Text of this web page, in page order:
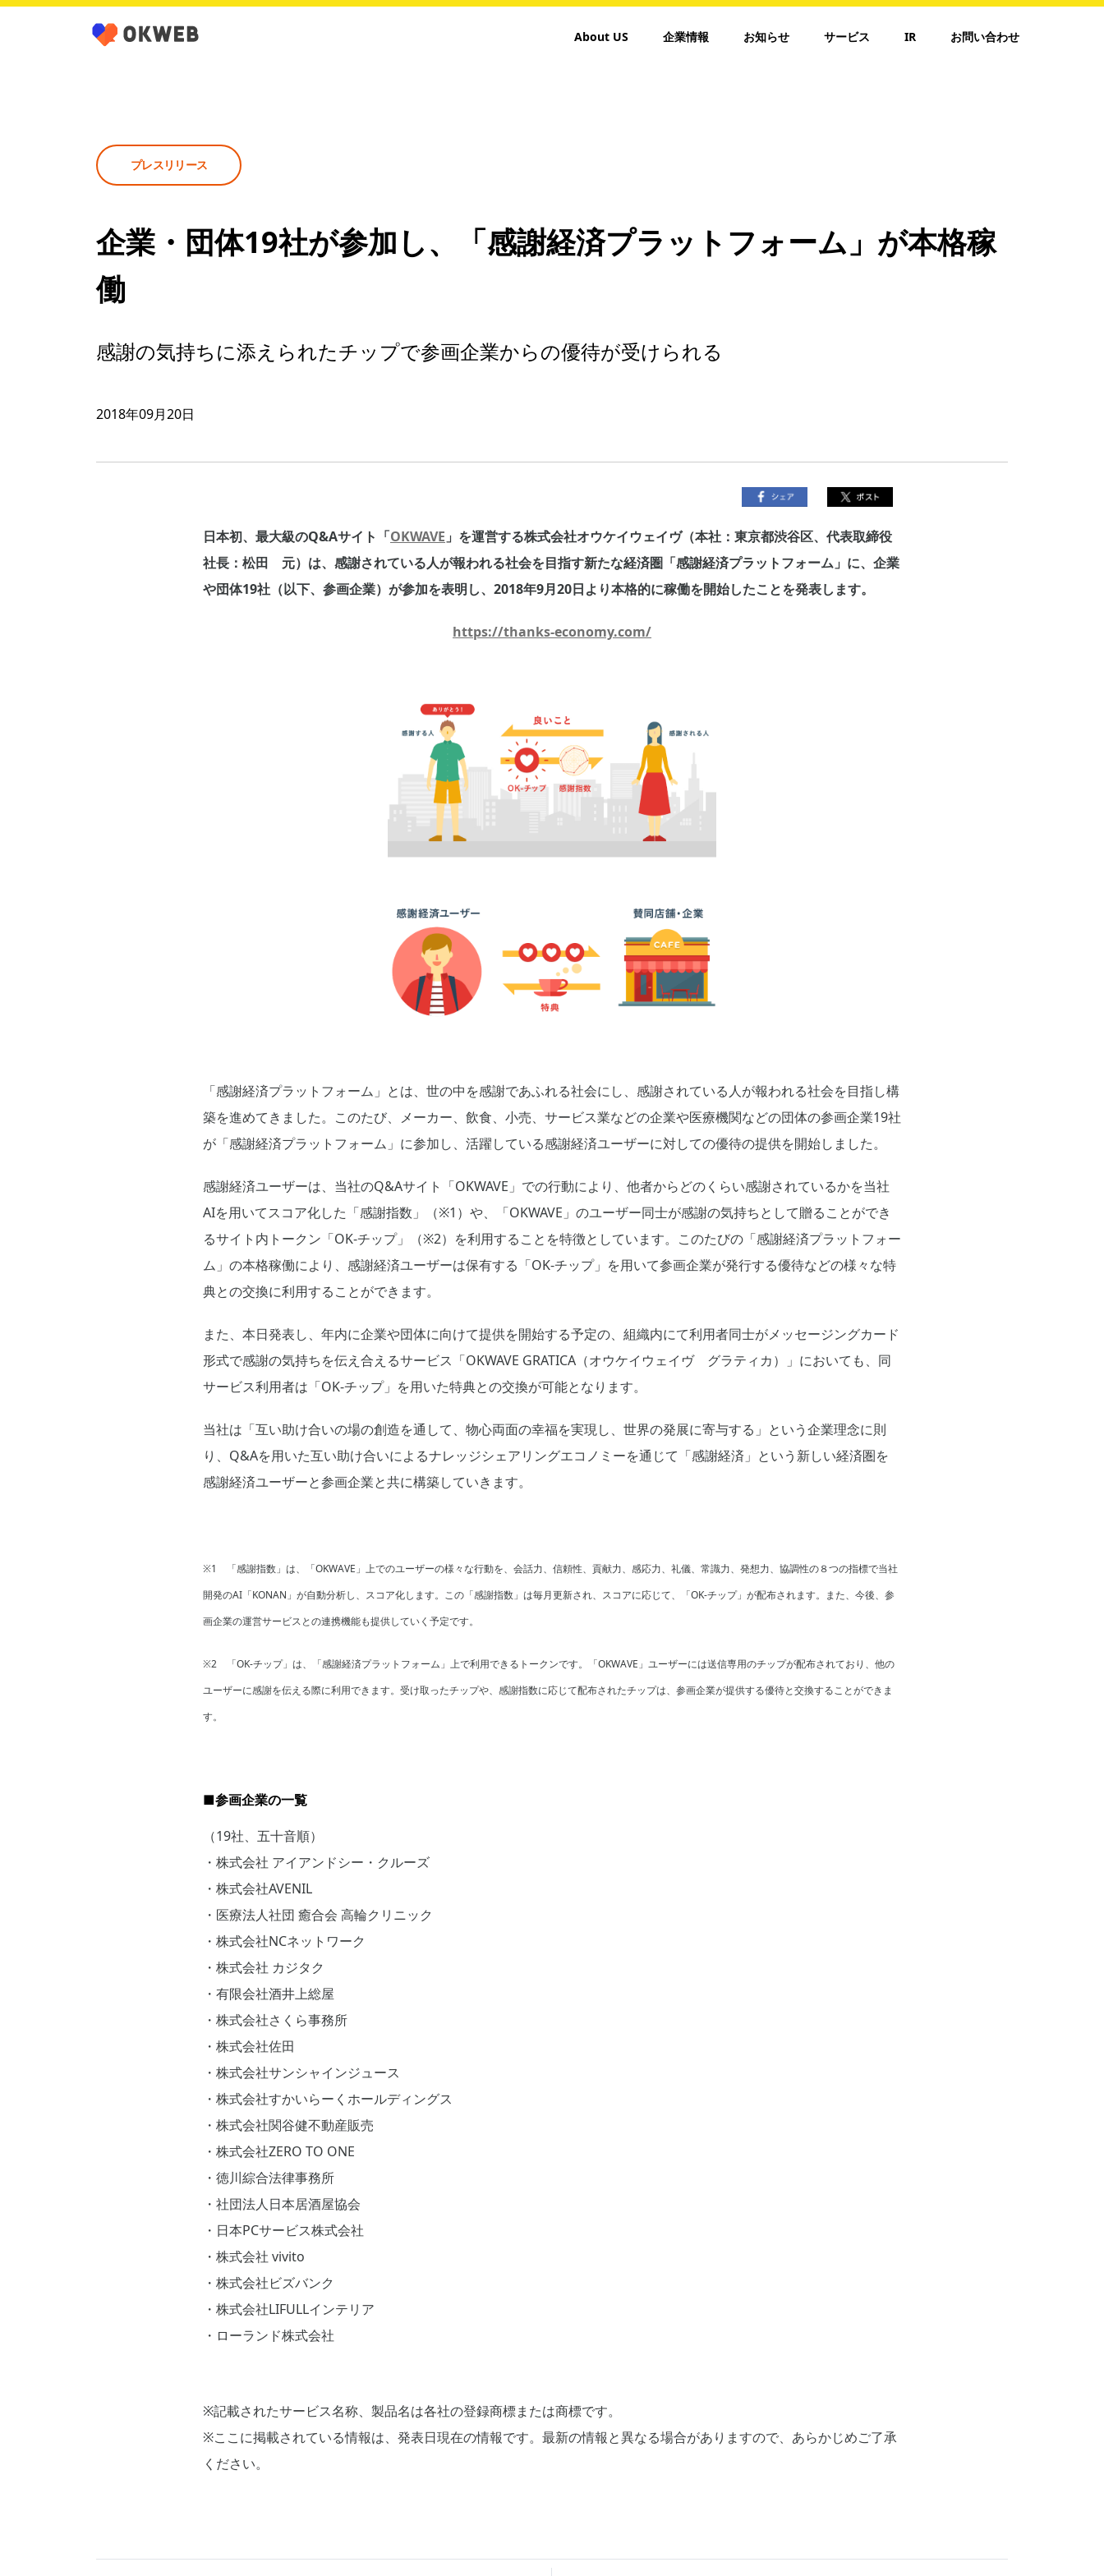
About US 企業情報 お知らせ サービス IR お問い合わせ
プレスリリース
企業・団体19社が参加し、「感謝経済プラットフォーム」が本格稼
働
感謝の気持ちに添えられたチップで参画企業からの優待が受けられる
2018年09月20日
日本初、最大級のQ&Aサイト「OKWAVE 」を運営する株式会社オウケイウェイヴ（本社：東京都渋谷区、代表取締役
社長：松田 元）は、感謝されている人が報われる社会を目指す新たな経済圏「感謝経済プラットフォーム」に、企業
や団体19社（以下、参画企業）が参加を表明し、2018年9月20日より本格的に稼働を開始したことを発表します。
https://thanks-economy.com/
「感謝経済プラットフォーム」とは、世の中を感謝であふれる社会にし、感謝されている人が報われる社会を目指し構
築を進めてきました。このたび、メーカー、飲食、小売、サービス業などの企業や医療機関などの団体の参画企業19社
が「感謝経済プラットフォーム」に参加し、活躍している感謝経済ユーザーに対しての優待の提供を開始しました。
感謝経済ユーザーは、当社のQ&Aサイト「OKWAVE」での行動により、他者からどのくらい感謝されているかを当社
AIを用いてスコア化した「感謝指数」（※1）や、「OKWAVE」のユーザー同士が感謝の気持ちとして贈ることができ
るサイト内トークン「OK-チップ」（※2）を利用することを特徴としています。このたびの「感謝経済プラットフォー
ム」の本格稼働により、感謝経済ユーザーは保有する「OK-チップ」を用いて参画企業が発行する優待などの様々な特
典との交換に利用することができます。
また、本日発表し、年内に企業や団体に向けて提供を開始する予定の、組織内にて利用者同士がメッセージングカード
形式で感謝の気持ちを伝え合えるサービス「OKWAVE GRATICA（オウケイウェイヴ グラティカ）」においても、同
サービス利用者は「OK-チップ」を用いた特典との交換が可能となります。
当社は「互い助け合いの場の創造を通して、物心両面の幸福を実現し、世界の発展に寄与する」という企業理念に則
り、Q&Aを用いた互い助け合いによるナレッジシェアリングエコノミーを通じて「感謝経済」という新しい経済圏を
感謝経済ユーザーと参画企業と共に構築していきます。
※1 「感謝指数」は、「OKWAVE」上でのユーザーの様々な行動を、会話力、信頼性、貢献力、感応力、礼儀、常識力、発想力、協調性の８つの指標で当社
開発のAI「KONAN」が自動分析し、スコア化します。この「感謝指数」は毎月更新され、スコアに応じて、「OK-チップ」が配布されます。また、今後、参
画企業の運営サービスとの連携機能も提供していく予定です。
※2 「OK-チップ」は、「感謝経済プラットフォーム」上で利用できるトークンです。「OKWAVE」ユーザーには送信専用のチップが配布されており、他の
ユーザーに感謝を伝える際に利用できます。受け取ったチップや、感謝指数に応じて配布されたチップは、参画企業が提供する優待と交換することができま
す。
■参画企業の一覧
（19社、五十音順）
・株式会社 アイアンドシー・クルーズ
・株式会社AVENIL
・医療法人社団 癒合会 高輪クリニック
・株式会社NCネットワーク
・株式会社 カジタク
・有限会社酒井上総屋
・株式会社さくら事務所
・株式会社佐田
・株式会社サンシャインジュース
・株式会社すかいらーくホールディングス
・株式会社関谷健不動産販売
・株式会社ZERO TO ONE
・徳川綜合法律事務所
・社団法人日本居酒屋協会
・日本PCサービス株式会社
・株式会社 vivito
・株式会社ビズバンク
・株式会社LIFULLインテリア
・ローランド株式会社
※記載されたサービス名称、製品名は各社の登録商標または商標です。
※ここに掲載されている情報は、発表日現在の情報です。最新の情報と異なる場合がありますので、あらかじめご了承
ください。